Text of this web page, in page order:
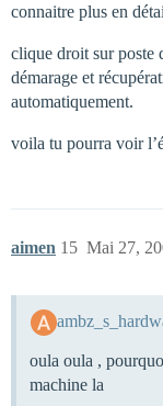
connaitre plus en
clique droit sur poste
démarage et
automatiquement.
voila tu pourra voir
aimen Mai 27,
15
oula oula ,
machine la